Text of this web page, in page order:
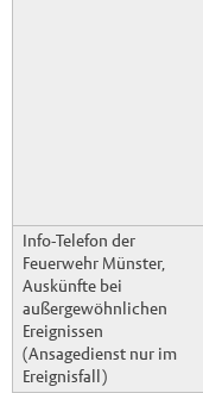
Info-Telefon der
Feuerwehr Münster,
Auskünfte bei
außergewöhnlichen
Ereignissen
(Ansagedienst nur im
Ereignisfall)